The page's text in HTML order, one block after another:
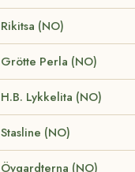
Rikitsa (NO)
Grötte Perla (NO)
H.B. Lykkelita (NO)
Stasline (NO)
Öygardterna (NO)